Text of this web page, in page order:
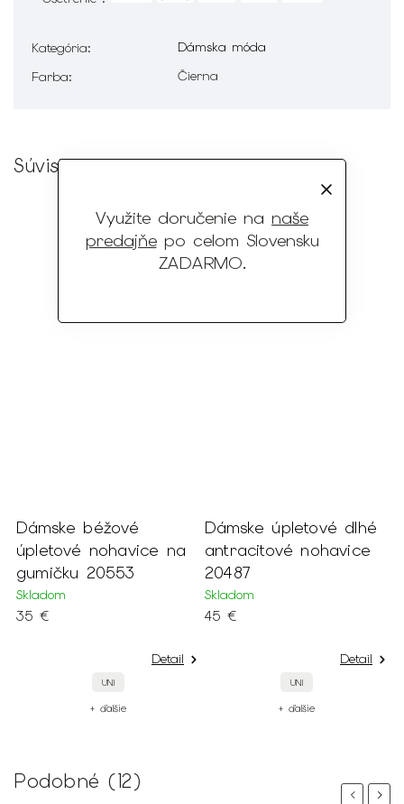
Využite doručenie na naše
predajňepo celom Slovensku
ZADARMO.
Kategória:
Dámska móda
Farba: Čierna
Súvisiaci tovar
Dámske béžové
úpletové nohavice na
gumičku 20553
Skladom
35 €
Detail
UNI
+ ďalšie
Dámske úpletové dlhé
antracitové nohavice
20487
Skladom
45 €
Detail
UNI
+ ďalšie
Podobné (12)
PreviousNext